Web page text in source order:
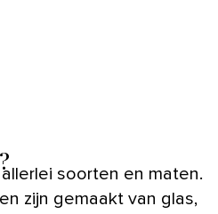
zijn gemaakt van glas,